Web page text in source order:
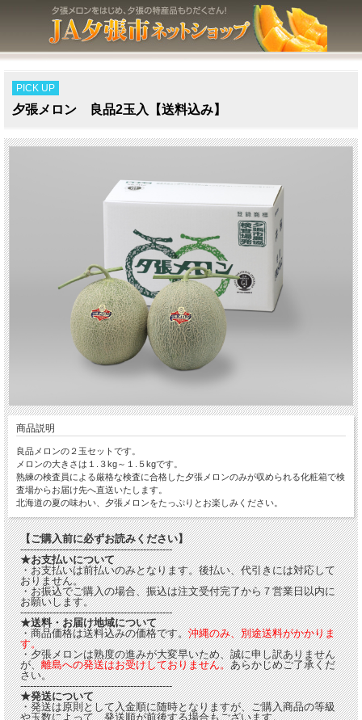
PICK UP
夕張メロン 良品2玉入【送料込み】
商品説明
良品メロンの２玉セットです。
メロンの大きさは１.３kg～１.５kgです。
熟練の検査員による厳格な検査に合格した夕張メロンのみが収められる化粧箱で検
査場からお届け先へ直送いたします。
北海道の夏の味わい、夕張メロンをたっぷりとお楽しみください。
【ご購入前に必ずお読みください】
-----------------------------------------------
★お支払いについて
・お支払いは前払いのみとなります。後払い、代引きには対応して
おりません。
・お振込でご購入の場合、振込は注文受付完了から７営業日以内に
お願いします。
-----------------------------------------------
★送料・お届け地域について
・商品価格は送料込みの価格です。沖縄のみ、別途送料がかかりま
す。
・夕張メロンは熟度の進みが大変早いため、誠に申し訳ありません
が、離島への発送はお受けしておりません。あらかじめご了承くだ
さい。
-----------------------------------------------
★発送について
・発送は原則として入金順に随時となりますが、ご購入商品の等級
や玉数によって、発送順が前後する場合もございます。